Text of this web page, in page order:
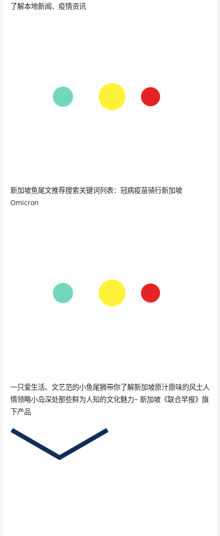
了解本地新闻、疫情资讯
新加坡鱼尾文推荐搜索关键词列表：冠病疫苗骑行新加坡
Omicron
一只爱生活、文艺范的小鱼尾狮带你了解新加坡原汁原味的风土人
情领略小岛深处那些鲜为人知的文化魅力~ 新加坡《联合早报》旗
下产品